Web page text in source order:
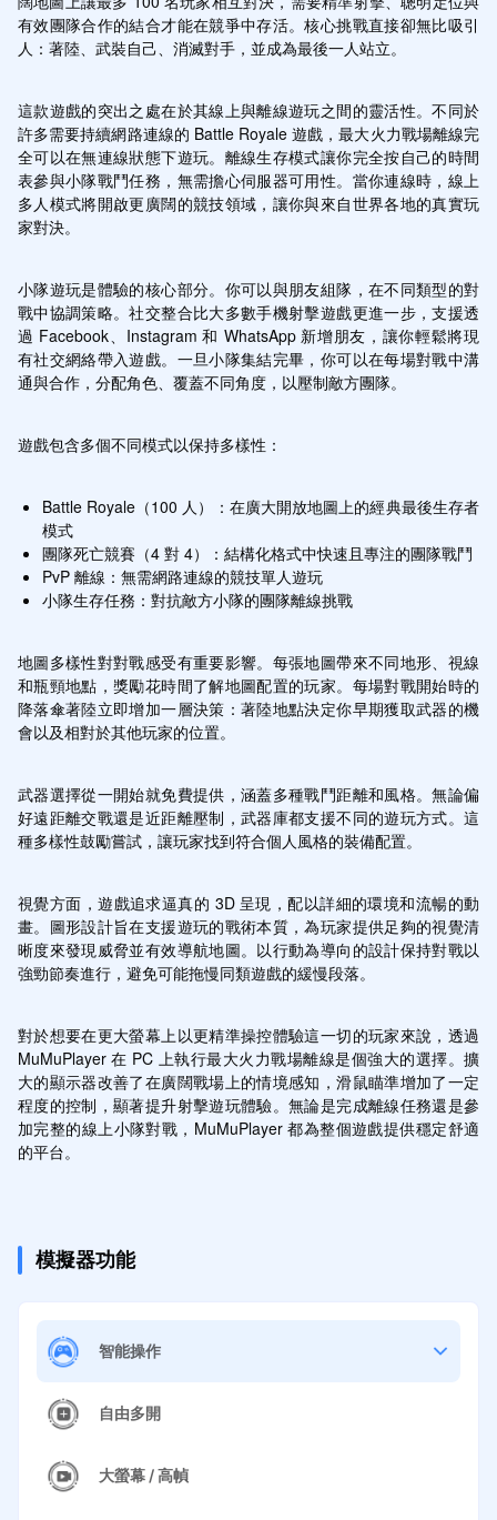
有效團隊合作的結合才能在競爭中存活。核心挑戰直接卻無比吸引
人：著陸、武裝自己、消滅對手，並成為最後一人站立。
這款遊戲的突出之處在於其線上與離線遊玩之間的靈活性。不同於
許多需要持續網路連線的 Battle Royale 遊戲，最大火力戰場離線完
全可以在無連線狀態下遊玩。離線生存模式讓你完全按自己的時間
表參與小隊戰鬥任務，無需擔心伺服器可用性。當你連線時，線上
多人模式將開啟更廣闊的競技領域，讓你與來自世界各地的真實玩
家對決。
小隊遊玩是體驗的核心部分。你可以與朋友組隊，在不同類型的對
戰中協調策略。社交整合比大多數手機射擊遊戲更進一步，支援透
過 Facebook、Instagram 和 WhatsApp 新增朋友，讓你輕鬆將現
有社交網絡帶入遊戲。一旦小隊集結完畢，你可以在每場對戰中溝
通與合作，分配角色、覆蓋不同角度，以壓制敵方團隊。
遊戲包含多個不同模式以保持多樣性：
Battle Royale（100 人）：在廣大開放地圖上的經典最後生存者
模式
團隊死亡競賽（4 對 4）：結構化格式中快速且專注的團隊戰鬥
PvP 離線：無需網路連線的競技單人遊玩
小隊生存任務：對抗敵方小隊的團隊離線挑戰
地圖多樣性對對戰感受有重要影響。每張地圖帶來不同地形、視線
和瓶頸地點，獎勵花時間了解地圖配置的玩家。每場對戰開始時的
降落傘著陸立即增加一層決策：著陸地點決定你早期獲取武器的機
會以及相對於其他玩家的位置。
武器選擇從一開始就免費提供，涵蓋多種戰鬥距離和風格。無論偏
好遠距離交戰還是近距離壓制，武器庫都支援不同的遊玩方式。這
種多樣性鼓勵嘗試，讓玩家找到符合個人風格的裝備配置。
視覺方面，遊戲追求逼真的 3D 呈現，配以詳細的環境和流暢的動
畫。圖形設計旨在支援遊玩的戰術本質，為玩家提供足夠的視覺清
晰度來發現威脅並有效導航地圖。以行動為導向的設計保持對戰以
強勁節奏進行，避免可能拖慢同類遊戲的緩慢段落。
對於想要在更大螢幕上以更精準操控體驗這一切的玩家來說，透過
MuMuPlayer 在 PC 上執行最大火力戰場離線是個強大的選擇。擴
大的顯示器改善了在廣闊戰場上的情境感知，滑鼠瞄準增加了一定
程度的控制，顯著提升射擊遊玩體驗。無論是完成離線任務還是參
加完整的線上小隊對戰，MuMuPlayer 都為整個遊戲提供穩定舒適
的平台。
模擬器功能
智能操作
自由多開
大螢幕 / 高幀